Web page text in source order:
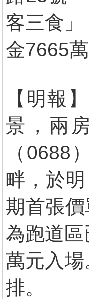
客三食
金7665萬
【明報
景，兩
（0688
畔，於
期首張
為跑道
萬元入
排。